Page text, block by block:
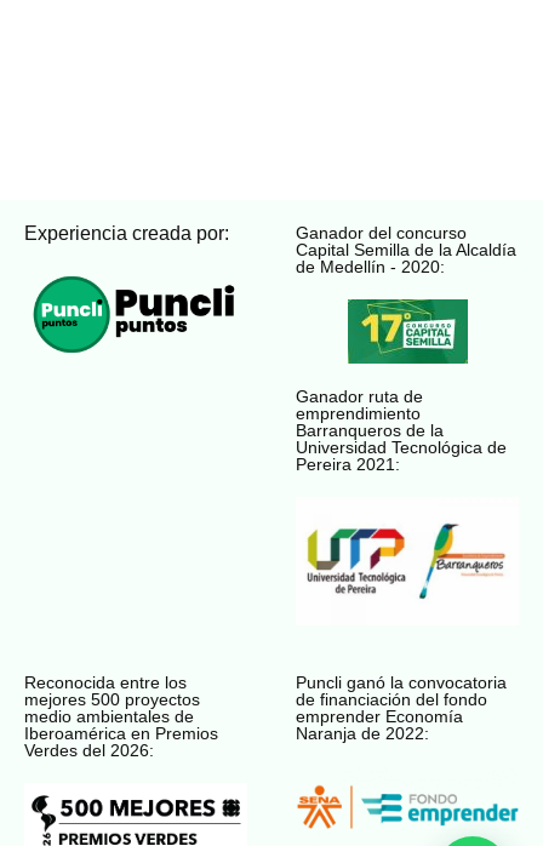
Experiencia creada por:
Ganador del concurso
Capital Semilla de la Alcaldía
de Medellín - 2020:
Ganador ruta de
emprendimiento
Barranqueros de la
Universidad Tecnológica de
Pereira 2021:
Reconocida entre los
mejores 500 proyectos
medio ambientales de
Iberoamérica en Premios
Verdes del 2026:
Puncli ganó la convocatoria
de financiación del fondo
emprender Economía
Naranja de 2022: